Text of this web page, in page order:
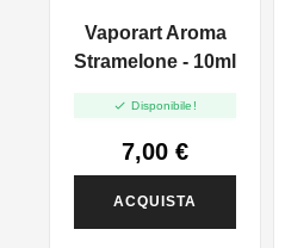
Vaporart Aroma
Stramelone - 10ml
 Disponibile!
7,00 €
ACQUISTA